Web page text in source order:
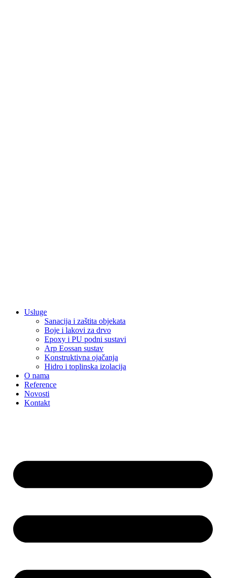
Usluge
Sanacija i zaštita objekata
Boje i lakovi za drvo
Epoxy i PU podni sustavi
Arp Eossan sustav
Konstruktivna ojačanja
Hidro i toplinska izolacija
O nama
Reference
Novosti
Kontakt